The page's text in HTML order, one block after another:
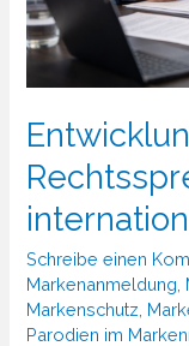
Schreibe einen
Markenanmeldung
Markenschutz
Parodien im